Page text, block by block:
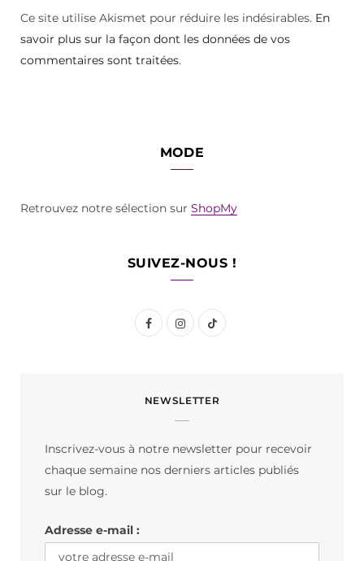
Ce site utilise Akismet pour réduire les indésirables. En
savoir plus sur la façon dont les données de vos
commentaires sont traitées.
MODE
Retrouvez notre sélection sur ShopMy
SUIVEZ-NOUS !
F
e
I
t
m
T
T
NEWSLETTER
Inscrivez-vous à notre newsletter pour recevoir
chaque semaine nos derniers articles publiés
sur le blog.
Adresse e-mail :